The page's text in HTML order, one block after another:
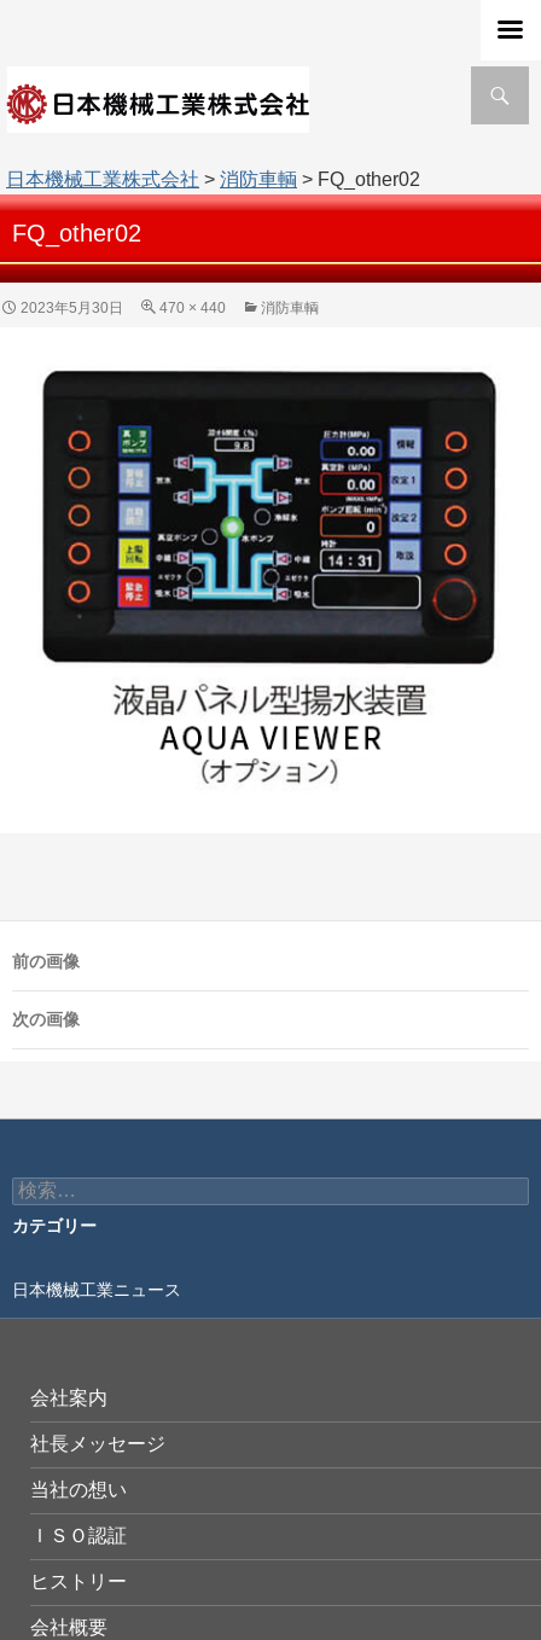
索
日本機械工業株式会社 > 消防車輌 > FQ_other02
FQ_other02
2023年5月30日 470 × 440 消防車輌
前の画像
次の画像
検
索:
カテゴリー
日本機械工業ニュース
会社案内
社長メッセージ
当社の想い
ＩＳＯ認証
ヒストリー
会社概要